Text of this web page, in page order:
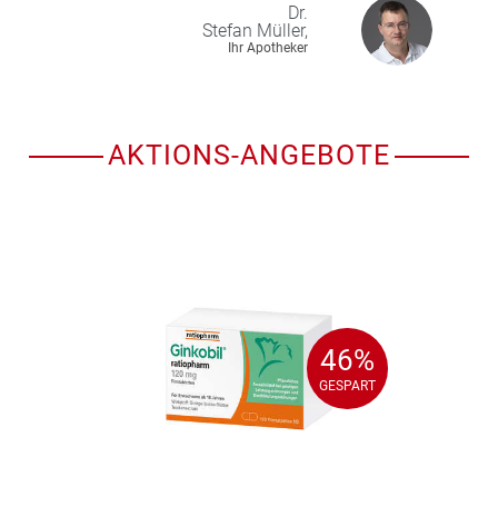
Dr.
Stefan Müller,
Ihr Apotheker
AKTIONS-ANGEBOTE
46%
GESPART
46%
GESPART